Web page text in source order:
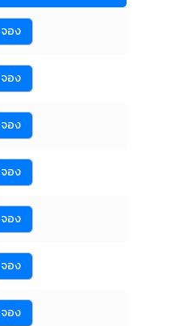
จอง
จอง
จอง
จอง
จอง
จอง
จอง